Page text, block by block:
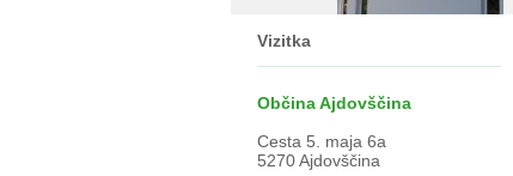
Vizitka
Občina Ajdovščina
Cesta 5. maja 6a
5270 Ajdovščina